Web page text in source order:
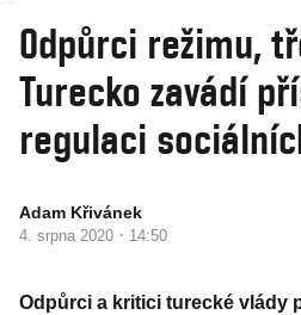
Odpůrci režimu,
Turecko zavádí
regulaci
Adam Křivánek
4. srpna 2020 · 14:50
Odpůrci a kritici turecké vlády